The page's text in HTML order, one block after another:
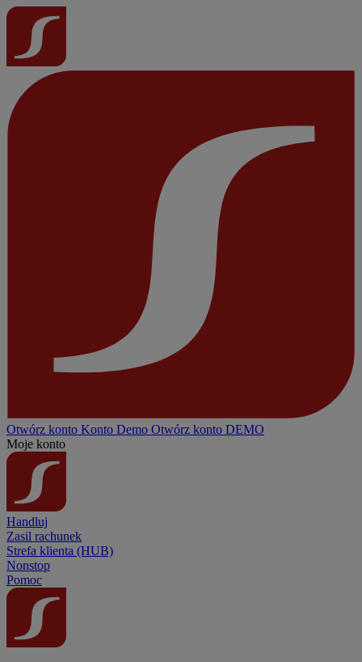
Otwórz konto Konto Demo Otwórz konto DEMO
Moje konto
Handluj
Zasil rachunek
Strefa klienta (HUB)
Nonstop
Pomoc